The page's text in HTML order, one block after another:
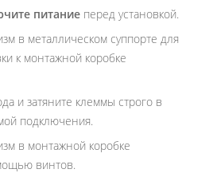
питание перед установкой.
в металлическом суппорте для
к монтажной коробке
и затяните клеммы строго в
подключения.
в монтажной коробке
винтов.